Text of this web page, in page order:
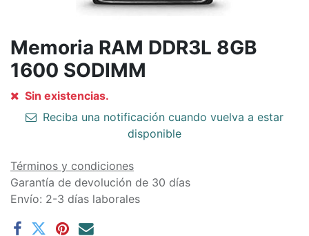
Memoria RAM DDR3L 8GB
1600 SODIMM
Sin existencias.
Reciba una notificación cuando vuelva a estar
disponible
Términos y condiciones
Garantía de devolución de 30 días
Envío: 2-3 días laborales